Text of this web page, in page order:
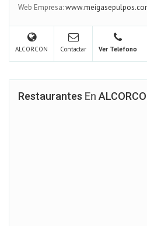
Web Empresa:
ALCORCON Contactar Ver Teléfono
Restaurantes En